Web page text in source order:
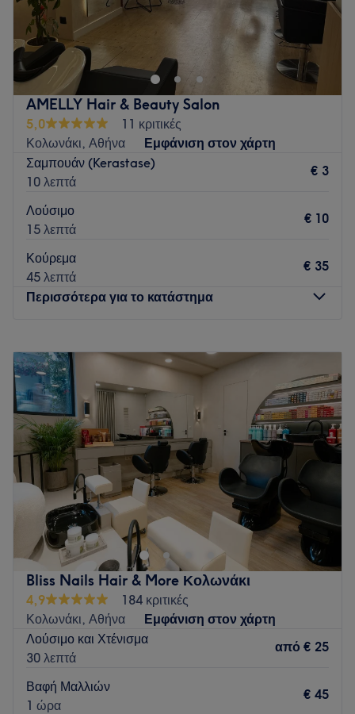
Go to venue
AMELLY Hair & Beauty Salon
5,0
11 κριτικές
Κολωνάκι, Αθήνα
Εμφάνιση στον χάρτη
Σαμπουάν (Kerastase)
10 λεπτά
€ 3
Λούσιμο
15 λεπτά
€ 10
Κούρεμα
45 λεπτά
€ 35
Περισσότερα για το κατάστημα
Τρίτη
10:00
Τετάρτη
10:00
19:00
Πέμπτη
10:00–20:00
Παρασκευή
10:00–20:00
Σάββατο
09:00–18:00
Κυριακή
Κλειστό
Το AMELLY Hair & Beauty Salon βρίσκεται στο Κολωνάκι
και προσφέρει μια μεγάλη γκάμα υπηρεσιών ομορφιάς.
Go to venue
Bliss Nails Hair & More Κολωνάκι
4,9
184 κριτικές
Κολωνάκι, Αθήνα
Εμφάνιση στον χάρτη
Λούσιμο και Χτένισμα
30 λεπτά
από € 25
Βαφή Μαλλιών
1 ώρα
€ 45